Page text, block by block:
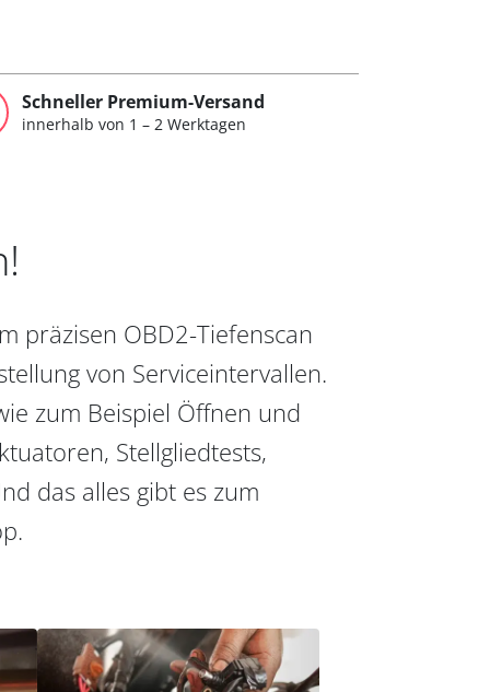
Schneller Premium-Versand
innerhalb von 1 – 2 Werktagen
präzisen OBD2-Tiefenscan
von Serviceintervallen.
zum Beispiel Öffnen und
Stellgliedtests,
das alles gibt es zum